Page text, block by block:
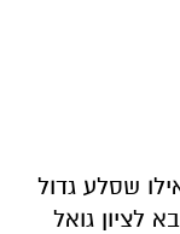
שסלע גדול
לציון גואל